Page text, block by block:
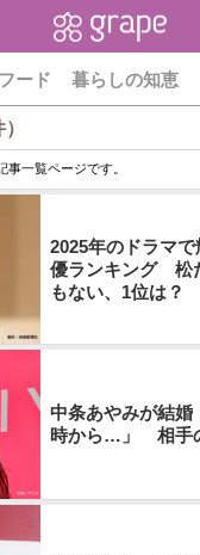
フード 暮らしの知恵
事一覧ページです。
2025年のドラマ
優ランキング 松
もない、1位は？
中条あやみが結
時から…」 相手